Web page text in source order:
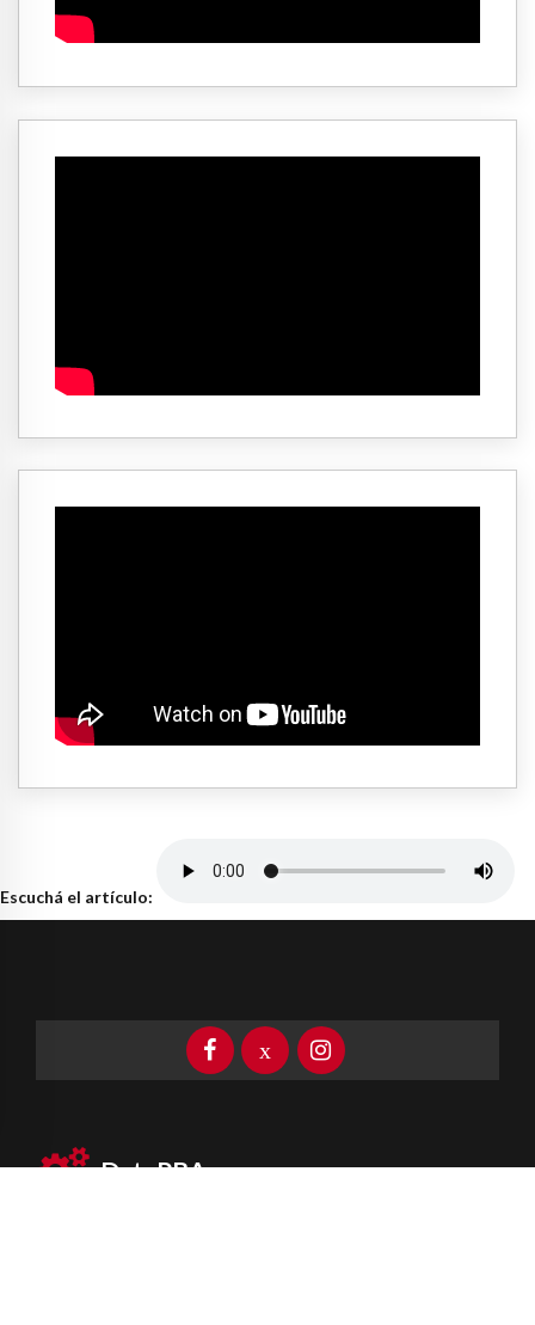
Escuchá el artículo:
DataPBA